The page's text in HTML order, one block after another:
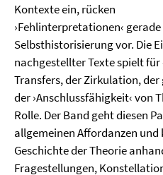
Kontexte ein, rücken
›Fehlinterpretationen‹
Selbsthistorisierung vor. Die
nachgestellter Texte spielt für
Transfers, der Zirkulation,
der ›Anschlussfähigkeit‹ von
Rolle. Der Band geht diesen
allgemeinen Affordanzen
Geschichte der Theorie
Fragestellungen,